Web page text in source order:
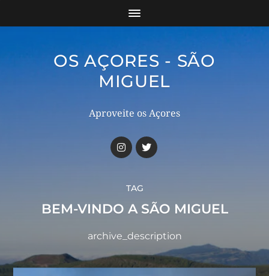
OS AÇORES - SÃO
MIGUEL
Aproveite os Açores
TAG
BEM-VINDO A SÃO MIGUEL
archive_description